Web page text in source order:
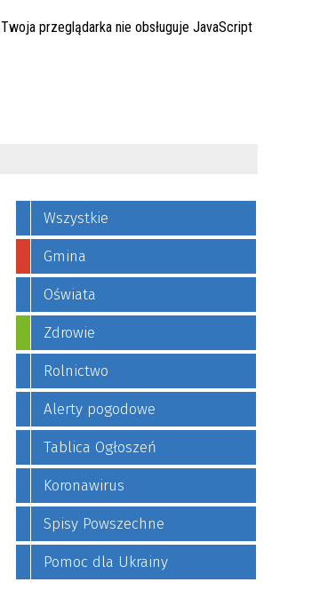
Twoja przeglądarka nie obsługuje JavaScript
Wszystkie
Gmina
Oświata
Zdrowie
Rolnictwo
Alerty pogodowe
Tablica Ogłoszeń
Koronawirus
Spisy Powszechne
Pomoc dla Ukrainy